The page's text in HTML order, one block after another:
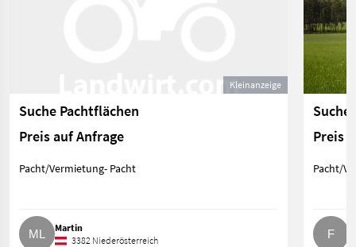
Kleinanzeige
Suche Pachtflächen
Preis auf Anfrage
Pacht/Vermietung- Pacht
Martin
3382 Niederösterreich
Suche
Preis
Pacht/